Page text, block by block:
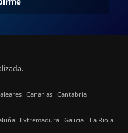
Canarias Cantabria
Extremadura Galicia La Rioja